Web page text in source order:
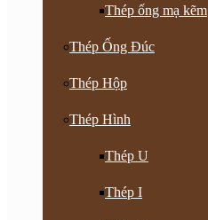
Thép ống mạ kẽm
Thép Ống Đúc
Thép Hộp
Thép Hình
Thép U
Thép I